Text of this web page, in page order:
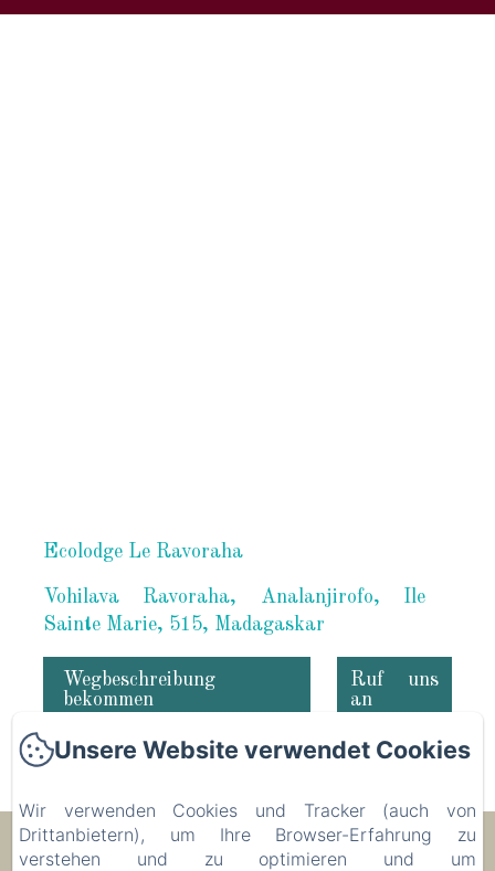
Ecolodge Le Ravoraha
Vohilava Ravoraha, Analanjirofo, Ile
Sainte Marie, 515, Madagaskar
Wegbeschreibung
bekommen
Ruf uns
an
Ecolodge Le Ravoraha
Unsere Website verwendet Cookies
Wir verwenden Cookies und Tracker (auch von
Drittanbietern), um Ihre Browser-Erfahrung zu
verstehen und zu optimieren und um